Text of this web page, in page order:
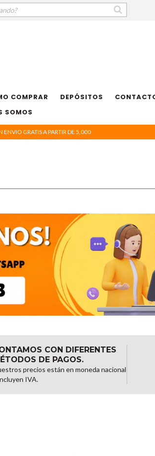
COMPRAR DEPÓSITOS
SOMOS
ENVIO GRATIS A PARTIR DE 5,000
CON DIFERENTES
DE PAGOS.
precios están en moneda nacional
IVA.